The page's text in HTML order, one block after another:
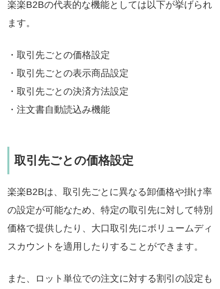
楽楽B2Bの代表的な機能としては以下が挙げられ
ます。
・取引先ごとの価格設定
・取引先ごとの表示商品設定
・取引先ごとの決済方法設定
・注文書自動読込み機能
取引先ごとの価格設定
楽楽B2Bは、取引先ごとに異なる卸価格や掛け率
の設定が可能なため、特定の取引先に対して特別
価格で提供したり、大口取引先にボリュームディ
スカウントを適用したりすることができます。
また、ロット単位での注文に対する割引の設定も